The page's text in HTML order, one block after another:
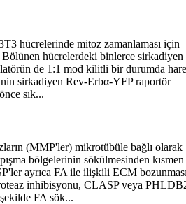
hücrelerinde mitoz zamanlaması için
hücrelerdeki binlerce sirkadiyen
de 1:1 mod kilitli bir durumda
sirkadiyen Rev-Erbα-YFP raportör
sık...
(MMP'ler) mikrotübüle bağlı olarak
bölgelerinin sökülmesinden kısmen
ayrıca FA ile ilişkili ECM
inhibisyonu, CLASP veya
FA sök...